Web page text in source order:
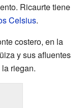
Ricaurte tiene
Celsius.
costero, en la
y sus afluentes
riegan.